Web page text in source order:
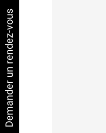
Demander un rendez-vous